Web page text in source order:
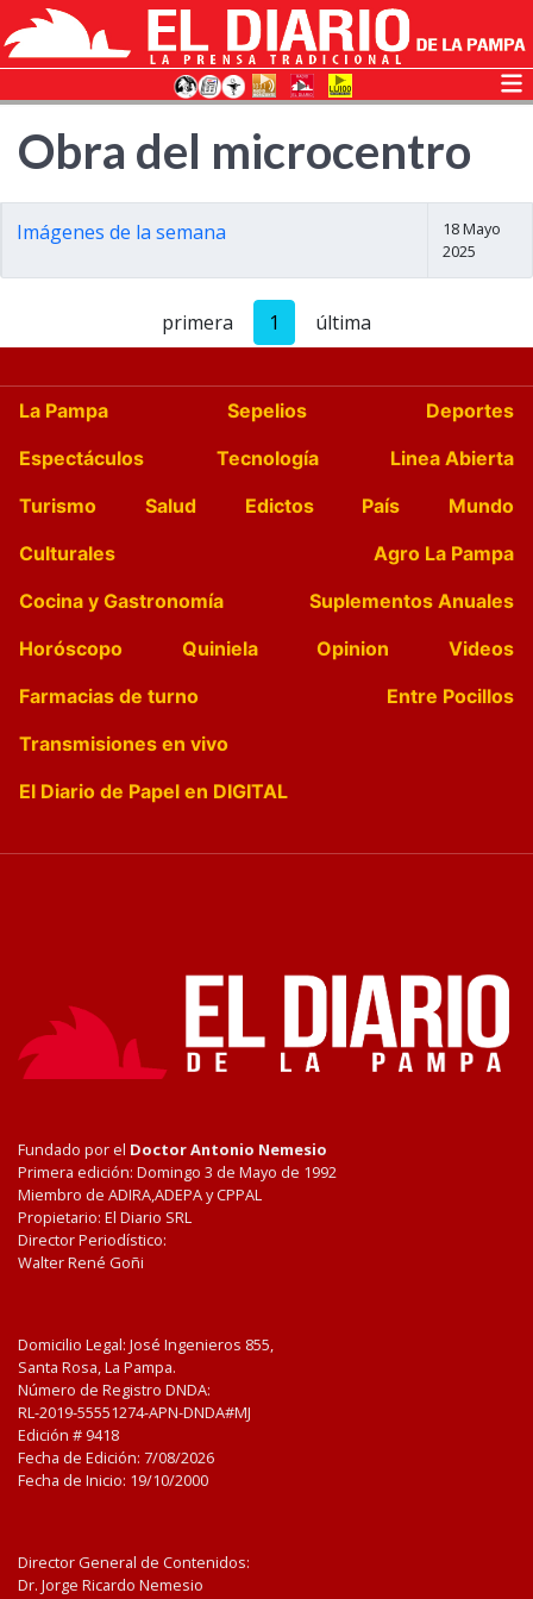
Obra del microcentro
Imágenes de la semana
18 Mayo
2025
primera 1 última
La Pampa Sepelios
Deportes
Espectáculos
Tecnología
Linea Abierta
Turismo
Salud Edictos País
Mundo
Culturales
Agro La Pampa
Cocina y Gastronomía
Suplementos Anuales
Horóscopo
Quiniela Opinion
Videos
Farmacias de turno
Entre Pocillos
Transmisiones en vivo
El Diario de Papel en DIGITAL
Fundado por el Doctor Antonio Nemesio
Primera edición: Domingo 3 de Mayo de 1992
Miembro de ADIRA,ADEPA y CPPAL
Propietario: El Diario SRL
Director Periodístico:
Walter René Goñi
Domicilio Legal: José Ingenieros 855,
Santa Rosa, La Pampa.
Número de Registro DNDA:
RL-2019-55551274-APN-DNDA#MJ
Edición # 9418
Fecha de Edición: 7/08/2026
Fecha de Inicio: 19/10/2000
Director General de Contenidos:
Dr. Jorge Ricardo Nemesio